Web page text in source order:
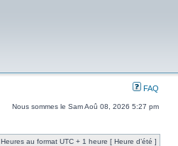
FAQ
Nous sommes le Sam Aoû 08, 2026 5:27 pm
Heures au format UTC + 1 heure [ Heure d’été ]